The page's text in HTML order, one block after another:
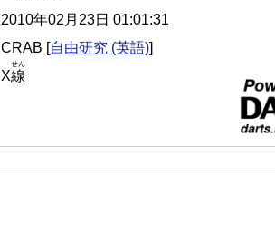
2010年02月23日 01:01:31
CRAB [自由研究 (英語)]
X線
せん